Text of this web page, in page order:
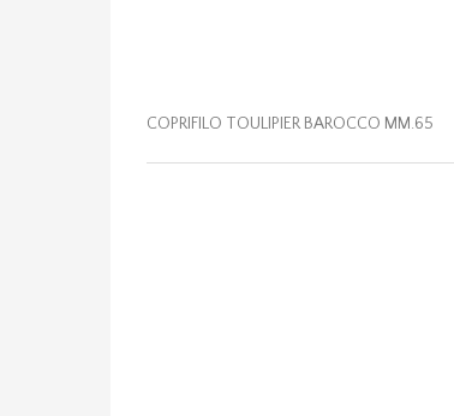
COPRIFILO TOULIPIER BAROCCO MM.65